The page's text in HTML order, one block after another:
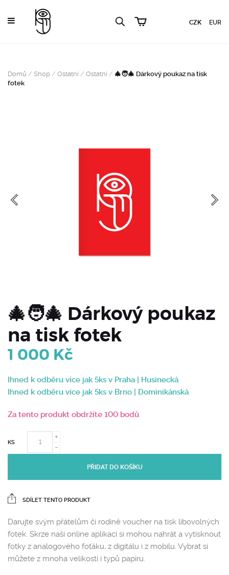
CZK EUR
Domů / Shop / Ostatní / Ostatní / 🎄🧑‍🎄 Dárkový poukaz na tisk
fotek
🎄🧑‍🎄 Dárkový poukaz
na tisk fotek
1 000 Kč
Ihned k odběru více jak 5ks v Praha | Husinecká
Ihned k odběru více jak 5ks v Brno | Dominikánská
Za tento produkt obdržíte 100 bodů
KS
PŘIDAT DO KOŠÍKU
SDÍLET TENTO PRODUKT
Darujte svým přátelům či rodině voucher na tisk libovolných
fotek. Skrze naši online aplikaci si mohou nahrát a vytisknout
fotky z analogového foťáku, z digitálu i z mobilu. Vybrat si
můžete z mnoha velikostí i typů papíru.